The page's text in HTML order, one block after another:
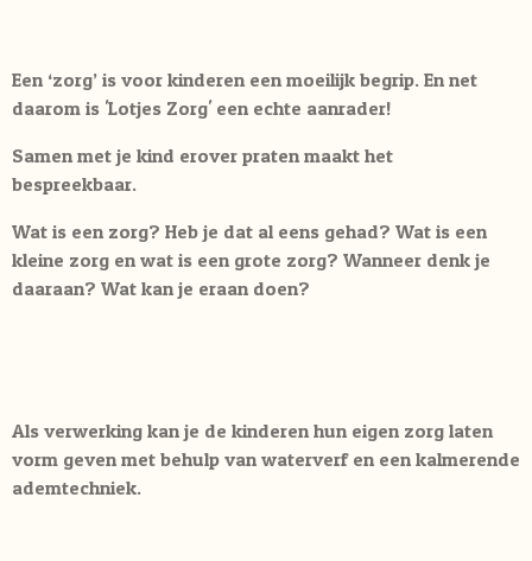
Een ‘zorg’ is voor kinderen een moeilijk begrip. En net
daarom is 'Lotjes Zorg' een echte aanrader!
Samen met je kind erover praten maakt het
bespreekbaar.
Wat is een zorg? Heb je dat al eens gehad? Wat is een
kleine zorg en wat is een grote zorg? Wanneer denk je
daaraan? Wat kan je eraan doen?
Als verwerking kan je de kinderen hun eigen zorg laten
vorm geven met behulp van waterverf en een kalmerende
ademtechniek.